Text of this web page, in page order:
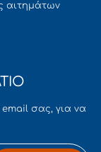
αιτημάτων
σας, για να